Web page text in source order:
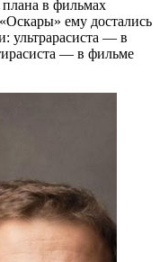
в фильмах
ему достались
ультрарасиста — в
— в фильме